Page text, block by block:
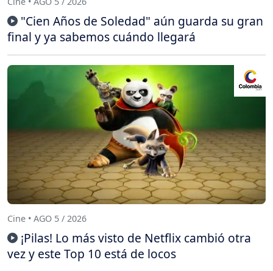
"Cien Años de Soledad" aún guarda su gran
final y ya sabemos cuándo llegará
Cine • AGO 5 / 2026
¡Pilas! Lo más visto de Netflix cambió otra
vez y este Top 10 está de locos